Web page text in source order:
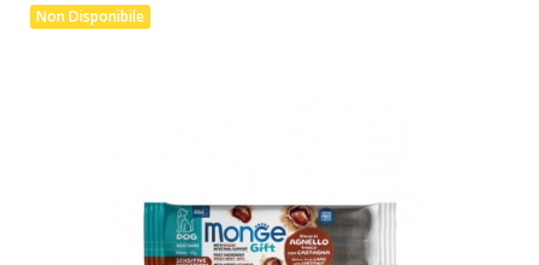
Non Disponibile